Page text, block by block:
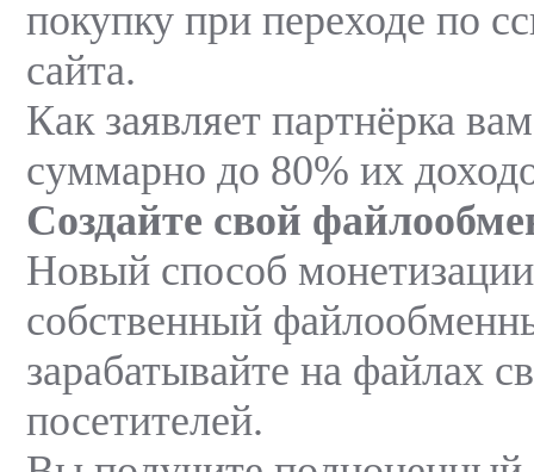
покупку при переходе по
сайта.
Как заявляет партнёрка
суммарно до 80% их
Создайте свой
Новый способ
собственный
зарабатывайте на файлах
посетителей.